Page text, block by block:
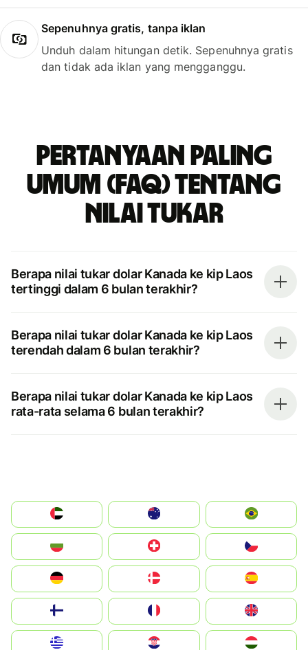
Sepenuhnya gratis, tanpa iklan
Unduh dalam hitungan detik. Sepenuhnya gratis
dan tidak ada iklan yang mengganggu.
Pertanyaan paling
umum (FAQ) tentang
nilai tukar
Berapa nilai tukar dolar Kanada ke kip Laos
tertinggi dalam 6 bulan terakhir?
Berapa nilai tukar dolar Kanada ke kip Laos
terendah dalam 6 bulan terakhir?
Berapa nilai tukar dolar Kanada ke kip Laos
rata-rata selama 6 bulan terakhir?
الإمارات العربية المتحدة
Switzerland
Deutschland
United Kingdom
Magyarország